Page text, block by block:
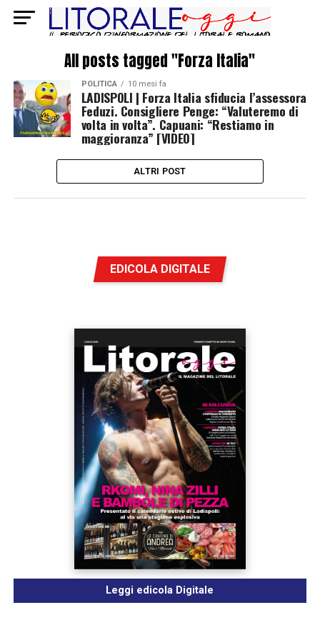
All posts tagged "Forza Italia"
POLITICA 10 mesi fa
LADISPOLI | Forza Italia sfiducia l’assessora
Feduzi. Consigliere Penge: “Valuteremo di
volta in volta”. Capuani: “Restiamo in
maggioranza” [VIDEO]
ALTRI POST
EDICOLA DIGITALE
Leggi edicola Digitale